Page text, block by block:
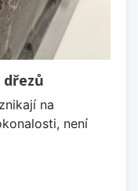
na
není